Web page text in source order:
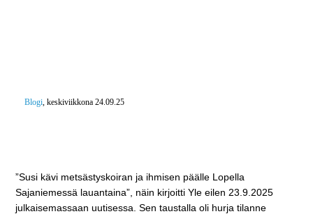
Blogi, keskiviikkona 24.09.25
”Susi kävi metsästyskoiran ja ihmisen päälle Lopella
Sajaniemessä lauantaina”, näin kirjoitti Yle eilen 23.9.2025
julkaisemassaan uutisessa. Sen taustalla oli hurja tilanne